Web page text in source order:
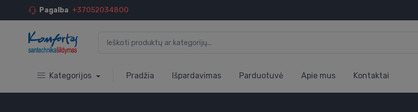
Pagalba +37052034800
Kategorijos Pradžia Išpardavimas Parduotuvė Apie mus Kontaktai